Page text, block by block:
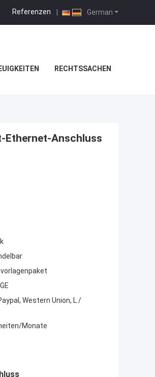
German
Referenzen |
RECHTSSACHEN
Ethernet-Anschluss
Western Union, L /
Monate